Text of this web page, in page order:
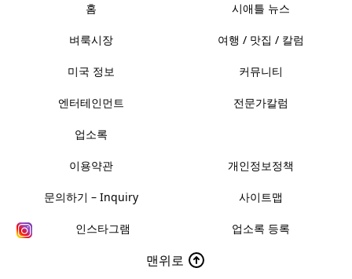
홈 시애틀 뉴스
벼룩시장 여행 / 맛집 / 칼럼
미국 정보 커뮤니티
엔터테인먼트 전문가칼럼
업소록
이용약관 개인정보정책
문의하기 – Inquiry 사이트맵
인스타그램 업소록 등록
맨위로